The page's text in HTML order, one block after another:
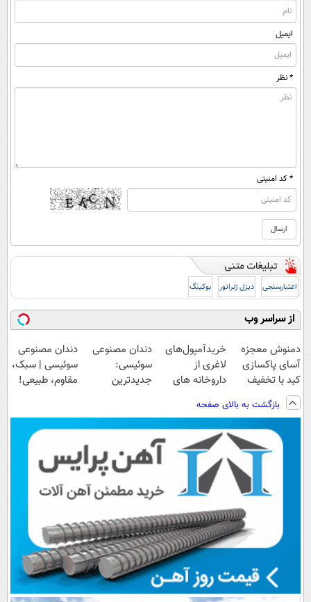
ایمیل
* نظر
* کد امنیتی
اعتبارسنجی دیزل ژنراتور بوکینگ
از سراسر وب
دمنوش معجزه
آسای پاکسازی
کبد با تخفیف
ویژه
خریدآمپول‌های
لاغری از
داروخانه های
فوری همراه با
پک یخ!
دندان مصنوعی
سوئیسی:
جدیدترین
پرداخت قسطی
دندان مصنوعی
سوئیسی | سبک،
مقاوم، طبیعی!
اقساطی😍
بازگشت به بالای صفحه